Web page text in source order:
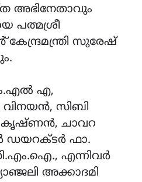
അഭിനേതാവും
പത്മശ്രീ
സുരേഷ്
എ,
സിബി
ചാവറ
ഡയറക്ടർ ഫാ.
എന്നിവർ
അക്കാദമി